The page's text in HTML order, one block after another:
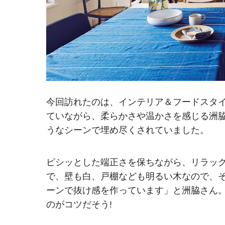
今回訪れたのは、インテリア＆フードスタ
ていながら、柔らかさや温かさを感じる洲
うなシーンで埋め尽くされていました。
ピシッとした端正さを保ちながら、リラッ
で、壁も白、戸棚なども明るい木なので、
ーンで抜け感を作っています」と洲脇さん
のがコツだそう!